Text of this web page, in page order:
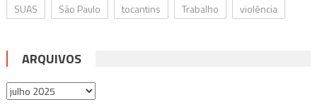
SUAS
São Paulo tocantins Trabalho violência
ARQUIVOS
Arquivos